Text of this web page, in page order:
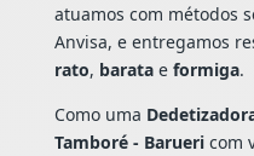
atuamos com métodos
Anvisa, e entregamos
rato, baratae formiga.
Como uma
Tamboré - Baruericom